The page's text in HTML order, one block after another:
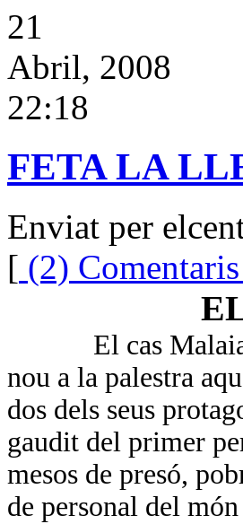
21
Abril, 2008
22:18
FETA LA
Enviat per
[ (2) Comentaris
El cas
nou a la palestra
dos dels seus
gaudit del primer
mesos de presó,
de personal del